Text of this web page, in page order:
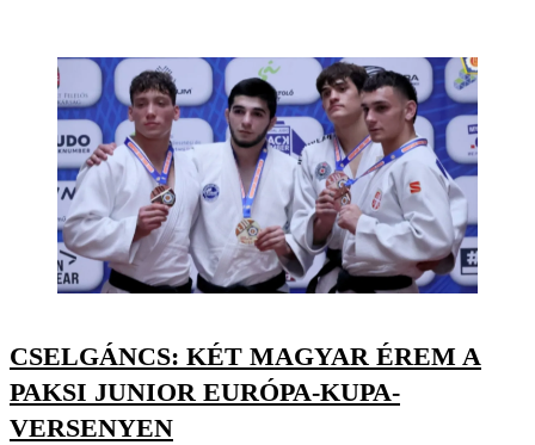
CSELGÁNCS: KÉT MAGYAR ÉREM A
PAKSI JUNIOR EURÓPA-KUPA-
VERSENYEN